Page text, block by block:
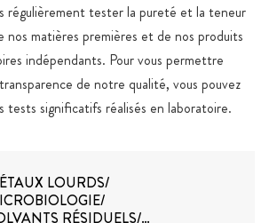
régulièrement tester la pureté et la teneur
nos matières premières et de nos produits
indépendants. Pour vous permettre
de notre qualité, vous pouvez
tests significatifs réalisés en laboratoire.
LOURDS/
RÉSIDUELS/